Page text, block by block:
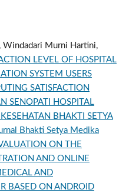
Windadari Murni Hartini,
LEVEL OF HOSPITAL
SYSTEM USERS
SATISFACTION
SENOPATI HOSPITAL
BHAKTI SETYA
Bhakti Setya Medika
ON THE
AND ONLINE
AND
BASED ON ANDROID